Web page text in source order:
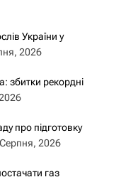
України у
2026
збитки рекордні
про підготовку
2026
газ